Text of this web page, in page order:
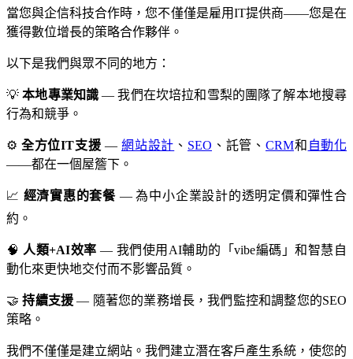
當您與企信科技合作時，您不僅僅是雇用IT提供商——您是在
獲得數位增長的策略合作夥伴。
以下是我們與眾不同的地方：
💡本地專業知識 — 我們在坎培拉和雪梨的團隊了解本地搜尋
行為和競爭。
⚙️ 全方位IT支援 —網站設計 、 SEO 、託管、 CRM和 自動化
——都在一個屋簷下。
📈 經濟實惠的套餐— 為中小企業設計的透明定價和彈性合
約。
🧠 人類+AI效率 — 我們使用AI輔助的「vibe編碼」和智慧自
動化來更快地交付而不影響品質。
🤝持續支援 — 隨著您的業務增長，我們監控和調整您的SEO
策略。
我們不僅僅是建立網站。我們建立潛在客戶產生系統，使您的